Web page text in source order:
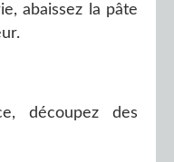
abaissez la pâte
découpez des